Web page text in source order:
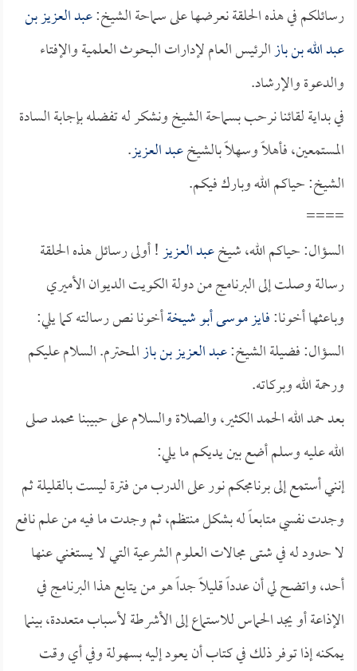
رسائلكم في هذه الحلقة نعرضها على سماحة الشيخ:عبد العزيز بن
عبد الله بن بازالرئيس العام لإدارات البحوث العلمية والإفتاء
والدعوة والإرشاد.
في بداية لقائنا نرحب بسماحة الشيخ ونشكر له تفضله بإجابة السادة
المستمعين، فأهلاً وسهلاً بالشيخعبد العزيز.
الشيخ: حياكم الله وبارك فيكم.
====
السؤال: حياكم الله، شيخعبد العزيز! أولى رسائل هذه الحلقة
رسالة وصلت إلى البرنامج من دولة الكويت الديوان الأميري
وباعثها أخونا:فايز موسى أبو شيخةأخونا نص رسالته كما يلي:
السؤال: فضيلة الشيخ:عبد العزيز بن بازالمحترم. السلام عليكم
ورحمة الله وبركاته.
بعد حمد الله الحمد الكثير، والصلاة والسلام على حبيبنا محمد صلى
الله عليه وسلم أضع بين يديكم ما يلي:
إنني أستمع إلى برنامجكم نور على الدرب من فترة ليست بالقليلة ثم
وجدت نفسي متابعاً له بشكل منتظم، ثم وجدت ما فيه من علم نافع
لا حدود له في شتى مجالات العلوم الشرعية التي لا يستغني عنها
أحد، واتضح لي أن عدداً قليلاً جداً هو من يتابع هذا البرنامج في
الإذاعة أو يجد الحماس للاستماع إلى الأشرطة لأسباب متعددة، بينما
يمكنه إذا توفر ذلك في كتاب أن يعود إليه بسهولة وفي أي وقت